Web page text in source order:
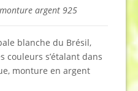
argent 925
blanche du Brésil,
couleurs s’étalant dans
monture en argent